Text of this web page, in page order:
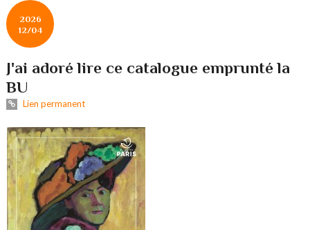
2026
12/04
J'ai adoré lire ce catalogue emprunté la
BU
Lien permanent